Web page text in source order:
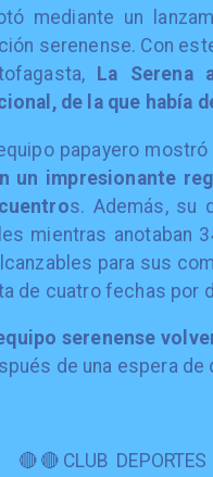
mediante un
serenense. Con
La Serena
de la que había
papayero
un impresionante
s. Además, su
mientras anotaban
para sus
de cuatro fechas por
serenense
de una espera de
🔴🔴CLUB